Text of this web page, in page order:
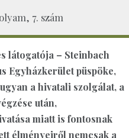
7. szám
látogatója – Steinbach
Egyházkerület püspöke,
a hivatali szolgálat, a
után,
miatt is fontosnak
élményeiről nemcsak a